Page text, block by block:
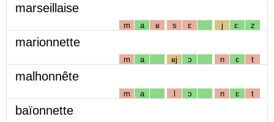
marseillaise
m a ʁ s ɛ j ɛː z
marionnette
m a ʁj ɔ n ɛ t
malhonnête
m a l ɔ n ɛ t
baïonnette